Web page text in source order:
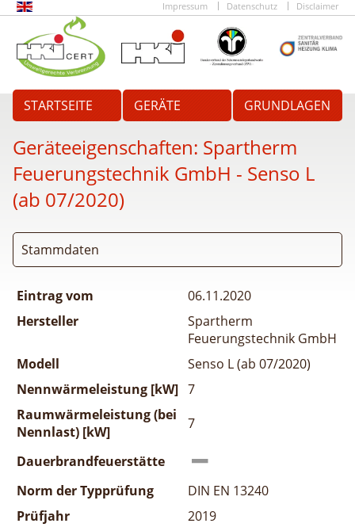
Impressum Datenschutz Disclaimer
STARTSEITE GERÄTE GRUNDLAGEN
Geräteeigenschaften: Spartherm
Feuerungstechnik GmbH - Senso L
(ab 07/2020)
Stammdaten
Eintrag vom
06.11.2020
Hersteller
Spartherm
Feuerungstechnik GmbH
Modell
Senso L (ab 07/2020)
Nennwärmeleistung [kW] 7
Raumwärmeleistung (bei
Nennlast) [kW]
7
Dauerbrandfeuerstätte
Norm der Typprüfung
DIN EN 13240
Prüfjahr
2019